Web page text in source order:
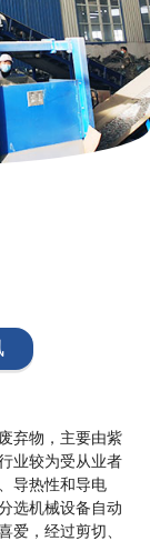
弃物，主要由紫
业较为受从业者
导热性和导电
选机械设备自动
爱，经过剪切、